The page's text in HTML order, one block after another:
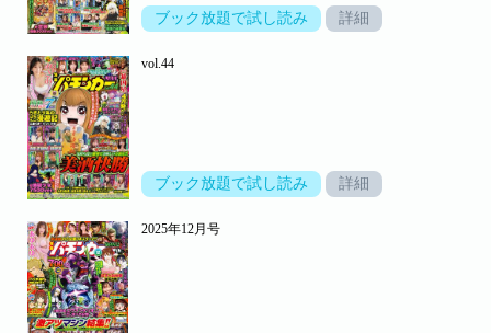
ブック放題で試し読み 詳細
vol.44
ブック放題で試し読み 詳細
2025年12月号